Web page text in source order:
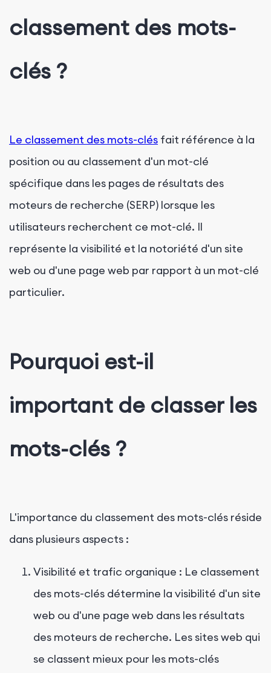
classement des mots-
clés ?
Le classement des mots-clés fait référence à la
position ou au classement d'un mot-clé
spécifique dans les pages de résultats des
moteurs de recherche (SERP) lorsque les
utilisateurs recherchent ce mot-clé. Il
représente la visibilité et la notoriété d'un site
web ou d'une page web par rapport à un mot-clé
particulier.
Pourquoi est-il
important de classer les
mots-clés ?
L'importance du classement des mots-clés réside
dans plusieurs aspects :
Visibilité et trafic organique : Le classement
des mots-clés détermine la visibilité d'un site
web ou d'une page web dans les résultats
des moteurs de recherche. Les sites web qui
se classent mieux pour les mots-clés